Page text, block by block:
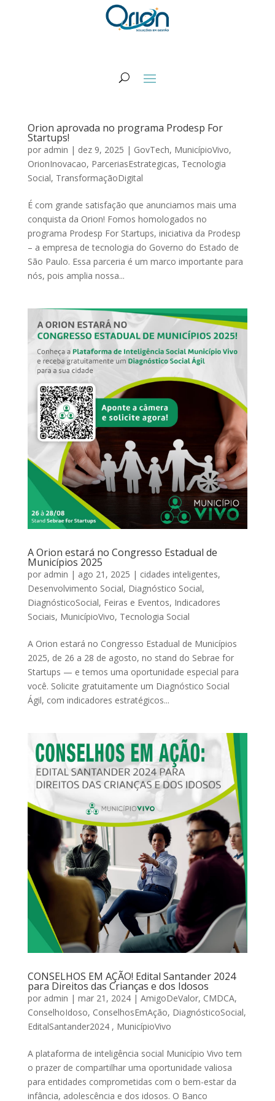
Orion aprovada no programa Prodesp For
Startups!
por admin | dez 9, 2025 | GovTech, MunicípioVivo,
OrionInovacao, ParceriasEstrategicas, Tecnologia
Social, TransformaçãoDigital
É com grande satisfação que anunciamos mais uma
conquista da Orion! Fomos homologados no
programa Prodesp For Startups, iniciativa da Prodesp
– a empresa de tecnologia do Governo do Estado de
São Paulo. Essa parceria é um marco importante para
nós, pois amplia nossa...
A Orion estará no Congresso Estadual de
Municípios 2025
por admin | ago 21, 2025 | cidades inteligentes,
Desenvolvimento Social, Diagnóstico Social,
DiagnósticoSocial, Feiras e Eventos, Indicadores
Sociais, MunicípioVivo, Tecnologia Social
A Orion estará no Congresso Estadual de Municípios
2025, de 26 a 28 de agosto, no stand do Sebrae for
Startups — e temos uma oportunidade especial para
você. Solicite gratuitamente um Diagnóstico Social
Ágil, com indicadores estratégicos...
CONSELHOS EM AÇÃO! Edital Santander 2024
para Direitos das Crianças e dos Idosos
por admin | mar 21, 2024| AmigoDeValor, CMDCA,
ConselhoIdoso, ConselhosEmAção, DiagnósticoSocial,
EditalSantander2024 , MunicípioVivo
A plataforma de inteligência social Município Vivo tem
o prazer de compartilhar uma oportunidade valiosa
para entidades comprometidas com o bem-estar da
infância, adolescência e dos idosos. O Banco